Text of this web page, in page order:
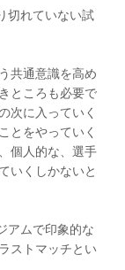
切れていない試
共通意識を高め
ところも必要で
次に入っていく
とをやっていく
個人的な、選手
いくしかないと
アムで印象的な
ストマッチとい